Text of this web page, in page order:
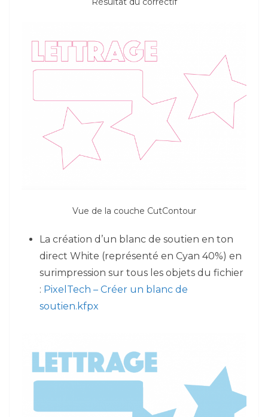
Vue de la couche CutContour
La création d’un blanc de soutien en ton
direct White (représenté en Cyan 40%) en
surimpression sur tous les objets du fichier
: PixelTech – Créer un blanc de
soutien.kfpx